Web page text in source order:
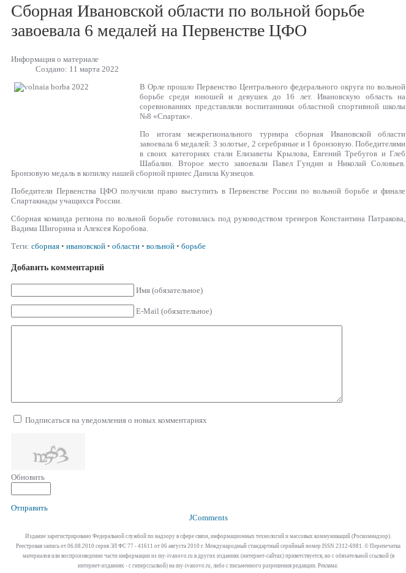
Сборная Ивановской области по вольной борьбе
завоевала 6 медалей на Первенстве ЦФО
Информация о материале
Создано: 11 марта 2022
В Орле прошло Первенство Центрального федерального округа по вольной
борьбе среди юношей и девушек до 16 лет. Ивановскую область на
соревнованиях представляли воспитанники областной спортивной школы
№8 «Спартак».
По итогам межрегионального турнира сборная Ивановской области
завоевала 6 медалей: 3 золотые, 2 серебряные и 1 бронзовую. Победителями
в своих категориях стали Елизаветы Крылова, Евгений Требугов и Глеб
Шабалин. Второе место завоевали Павел Гундин и Николай Соловьев.
Бронзовую медаль в копилку нашей сборной принес Данила Кузнецов.
Победители Первенства ЦФО получили право выступить в Первенстве России по вольной борьбе и финале
Спартакиады учащихся России.
Сборная команда региона по вольной борьбе готовилась под руководством тренеров Константина Патракова,
Вадима Шигорина и Алексея Коробова.
Теги: сборная • ивановской • области • вольной • борьбе
Добавить комментарий
Имя (обязательное)
E-Mail (обязательное)
Подписаться на уведомления о новых комментариях
Обновить
Отправить
JComments
Издание зарегистрировано Федеральной службой по надзору в сфере связи, информационных технологий и массовых коммуникаций (Роскомнадзор).
Реестровая запись от 06.08.2010 серия ЭЛ ФС 77 - 41611 от 06 августа 2010 г. Международный стандартный серийный номер ISSN 2312-6981. © Перепечатка
материалов или воспроизведение части информации из my-ivanovo.ru в других изданиях (интернет-сайтах) приветствуется, но с обязательной ссылкой (в
интернет-изданиях - с гиперссылкой) на my-ivanovo.ru, либо с письменного разрешения редакции. Реклама: